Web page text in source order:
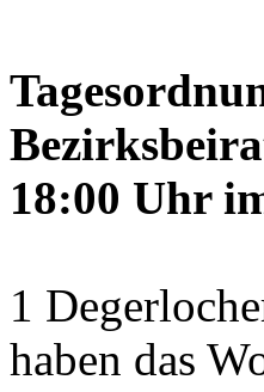
18:00 Uhr
1
haben das